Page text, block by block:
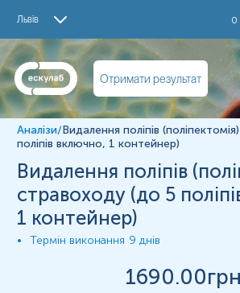
Львів 0
Отримати результат
Видалення поліпів (поліпектомія)
Матеріал
Біопсійний матеріал
*Одиниці вимірювання, референтні
тест-систем.
Аналізи/Видалення поліпів
поліпів включно, 1 контейнер)
Видалення поліпів
стравоходу (до 5
1 контейнер)
Термін виконання 9 днів
1690.00грн